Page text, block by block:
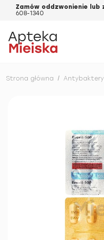
Zamów oddzwonienie lub
608-1340
Strona główna /